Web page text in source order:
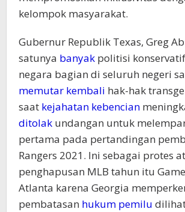
kelompok masyarakat.
Gubernur Republik Texas, Greg
satunya banyak politisi
negara bagian di seluruh negeri
memutar kembali hak-hak
saat kejahatan kebencian
ditolak undangan untuk
pertama pada pertandingan
Rangers 2021. Ini sebagai protes
penghapusan MLB tahun itu
Atlanta karena Georgia
pembatasan hukum pemilu